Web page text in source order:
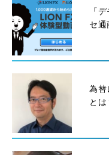
「
セ通
為替
と